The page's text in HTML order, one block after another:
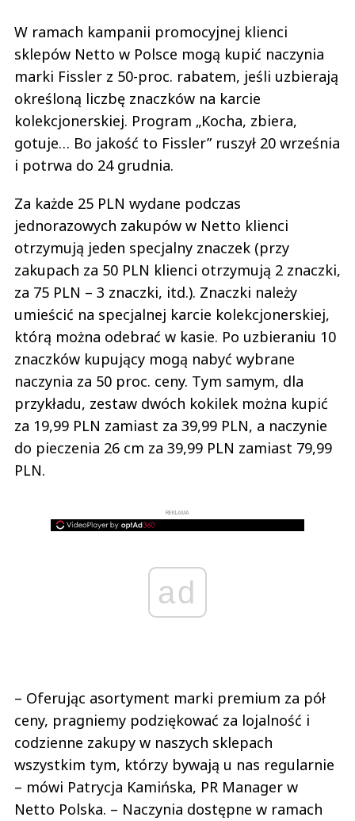
W ramach kampanii promocyjnej klienci
sklepów Netto w Polsce mogą kupić naczynia
marki Fissler z 50-proc. rabatem, jeśli uzbierają
określoną liczbę znaczków na karcie
kolekcjonerskiej. Program „Kocha, zbiera,
gotuje… Bo jakość to Fissler” ruszył 20 września
i potrwa do 24 grudnia.
Za każde 25 PLN wydane podczas
jednorazowych zakupów w Netto klienci
otrzymują jeden specjalny znaczek (przy
zakupach za 50 PLN klienci otrzymują 2 znaczki,
za 75 PLN – 3 znaczki, itd.). Znaczki należy
umieścić na specjalnej karcie kolekcjonerskiej,
którą można odebrać w kasie. Po uzbieraniu 10
znaczków kupujący mogą nabyć wybrane
naczynia za 50 proc. ceny. Tym samym, dla
przykładu, zestaw dwóch kokilek można kupić
za 19,99 PLN zamiast za 39,99 PLN, a naczynie
do pieczenia 26 cm za 39,99 PLN zamiast 79,99
PLN.
REKLAMA
ad
– Oferując asortyment marki premium za pół
ceny, pragniemy podziękować za lojalność i
codzienne zakupy w naszych sklepach
wszystkim tym, którzy bywają u nas regularnie
– mówi Patrycja Kamińska, PR Manager w
Netto Polska. – Naczynia dostępne w ramach